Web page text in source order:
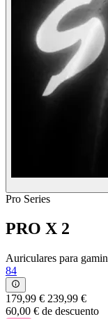
Pro Series
PRO X 2
Auriculares para
84
179,99 € 239,99 €
60,00 € de descuento